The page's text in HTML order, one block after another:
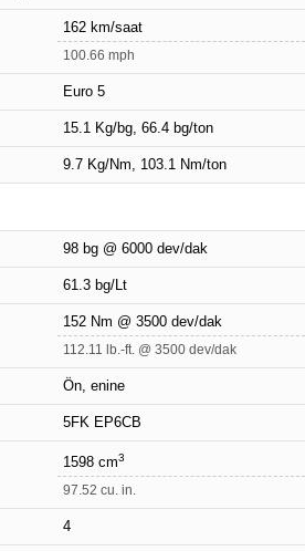
162 km/saat
100.66 mph
Euro 5
15.1 Kg/bg, 66.4 bg/ton
9.7 Kg/Nm, 103.1 Nm/ton
98 bg @ 6000 dev/dak
61.3 bg/Lt
152 Nm @ 3500 dev/dak
112.11 lb.-ft. @ 3500 dev/dak
Ön, enine
5FK EP6CB
1598 cm3
97.52 cu. in.
4